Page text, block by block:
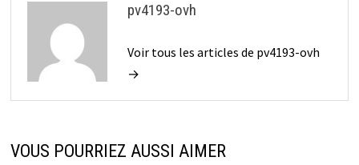
pv4193-ovh
Voir tous les articles de pv4193-ovh
→
VOUS POURRIEZ AUSSI AIMER